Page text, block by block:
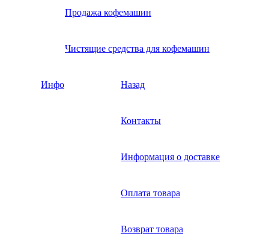
Продажа кофемашин
Чистящие средства для кофемашин
Инфо Назад
Контакты
Информация о доставке
Оплата товара
Возврат товара